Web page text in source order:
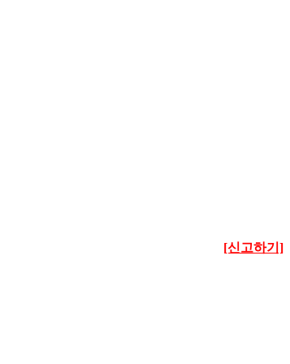
[신고하기]